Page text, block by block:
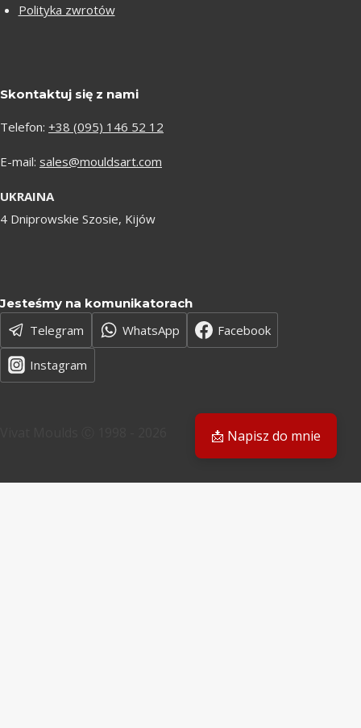
Polityka zwrotów
Skontaktuj się z nami
Telefon: +38 (095) 146 52 12
E-mail: sales@mouldsart.com
UKRAINA
4 Dniprowskie Szosie, Kijów
Jesteśmy na komunikatorach
Telegram WhatsApp Facebook
Instagram
📩 Napisz do mnie